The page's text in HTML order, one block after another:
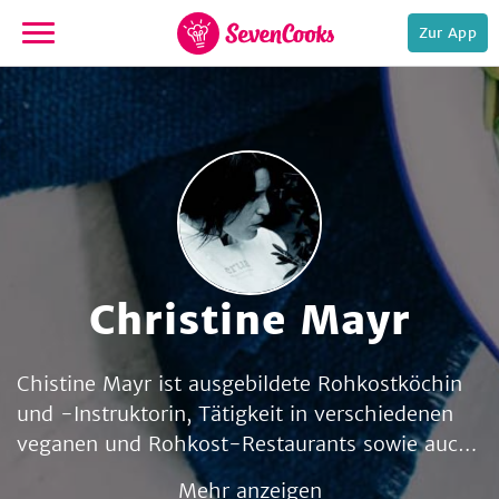
zur
Zur App
Christine Mayr
Chistine Mayr ist ausgebildete Rohkostköchin
und -Instruktorin, Tätigkeit in verschiedenen
veganen und Rohkost-Restaurants sowie auch
in der Produktentwicklung für die Gastronomie.
Mehr anzeigen